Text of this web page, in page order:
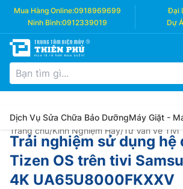
Mua Hàng Online:0918969699 Đại
Ninh Bình:0912339019 Dự
Dịch Vụ Sửa Chữa Bảo DưỡngMáy Giặt -
Trang chủ/Kinh Nghiệm Hay/Tư Vấn về Tivi
Trải nghiệm sử dụng hệ
Tizen OS trên tivi
4K UA65U8000FKXXV